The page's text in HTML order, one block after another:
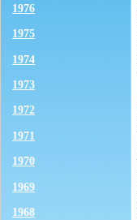
1976
1975
1974
1973
1972
1971
1970
1969
1968